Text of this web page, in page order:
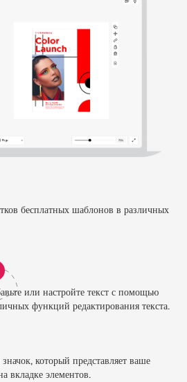
бесплатных шаблонов в различных
или настройте текст с помощью
функций редактирования текста.
который представляет ваше
вкладке элементов.